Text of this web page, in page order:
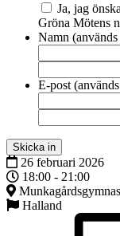
Ja, jag
Gröna Mötens
Namn
E-post
Skicka in
26 februari 2026
18:00 - 21:00
Halland